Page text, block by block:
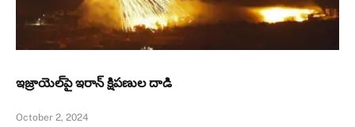
ఇజ్రాయెల్‌పై ఇరాన్ క్షిపణుల దాడి
October 2, 2024